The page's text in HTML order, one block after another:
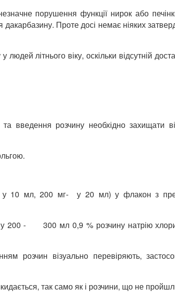
порушення функції нирок або
Проте досі немає ніяких
літнього віку, оскільки відсутній
введення розчину необхідно захищати
– у 10 мл, 200 мг- у 20 мл) у флакон з
200 - 300 мл 0,9 % розчину натрію
розчин візуально перевіряють,
так само як і розчини, що не